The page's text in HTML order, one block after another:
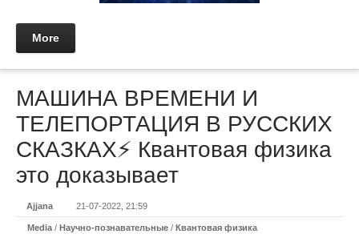
More
МАШИНА ВРЕМЕНИ И
ТЕЛЕПОРТАЦИЯ В РУССКИХ
СКАЗКАХ⚡ Квантовая физика
это доказывает
Ajjana 21-07-2022, 21:59
Media / Научно-познавательные / Квантовая физика